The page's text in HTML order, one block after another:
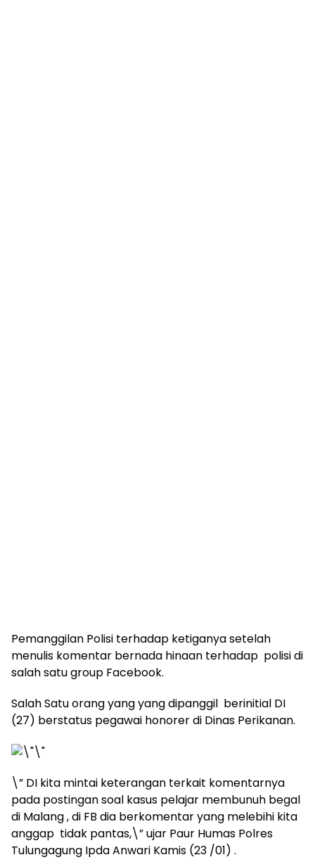
Pemanggilan Polisi terhadap ketiganya setelah
menulis komentar bernada hinaan terhadap polisi di
salah satu group Facebook.
Salah Satu orang yang yang dipanggil berinitial DI
(27) berstatus pegawai honorer di Dinas Perikanan.
\” DI kita mintai keterangan terkait komentarnya
pada postingan soal kasus pelajar membunuh begal
di Malang , di FB dia berkomentar yang melebihi kita
anggap tidak pantas,\” ujar Paur Humas Polres
Tulungagung Ipda Anwari Kamis (23 /01) .